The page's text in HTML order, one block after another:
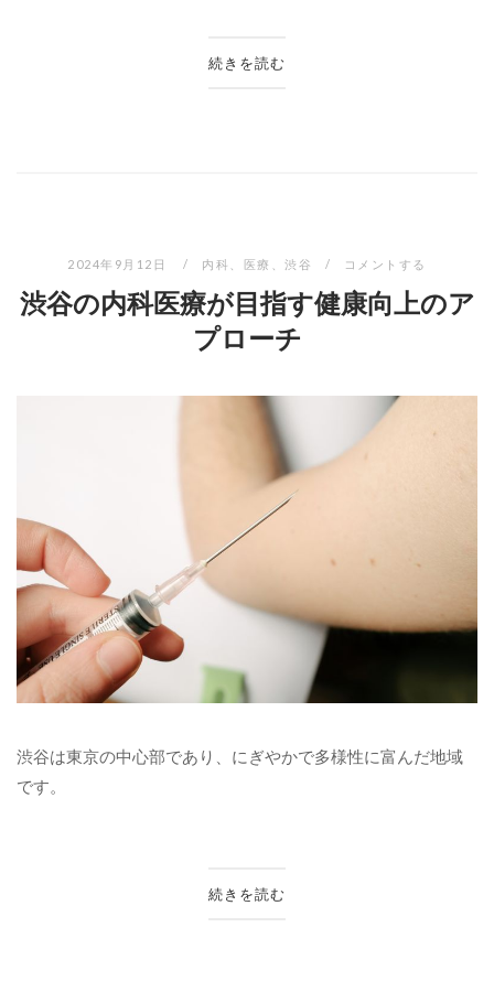
続きを読む
2024年9月12日 内科 医療 、渋谷 コメントする
渋谷の内科医療が目指す健康向上のア
プローチ
渋谷は東京の中心部であり、にぎやかで多様性に富んだ地域
です。
続きを読む